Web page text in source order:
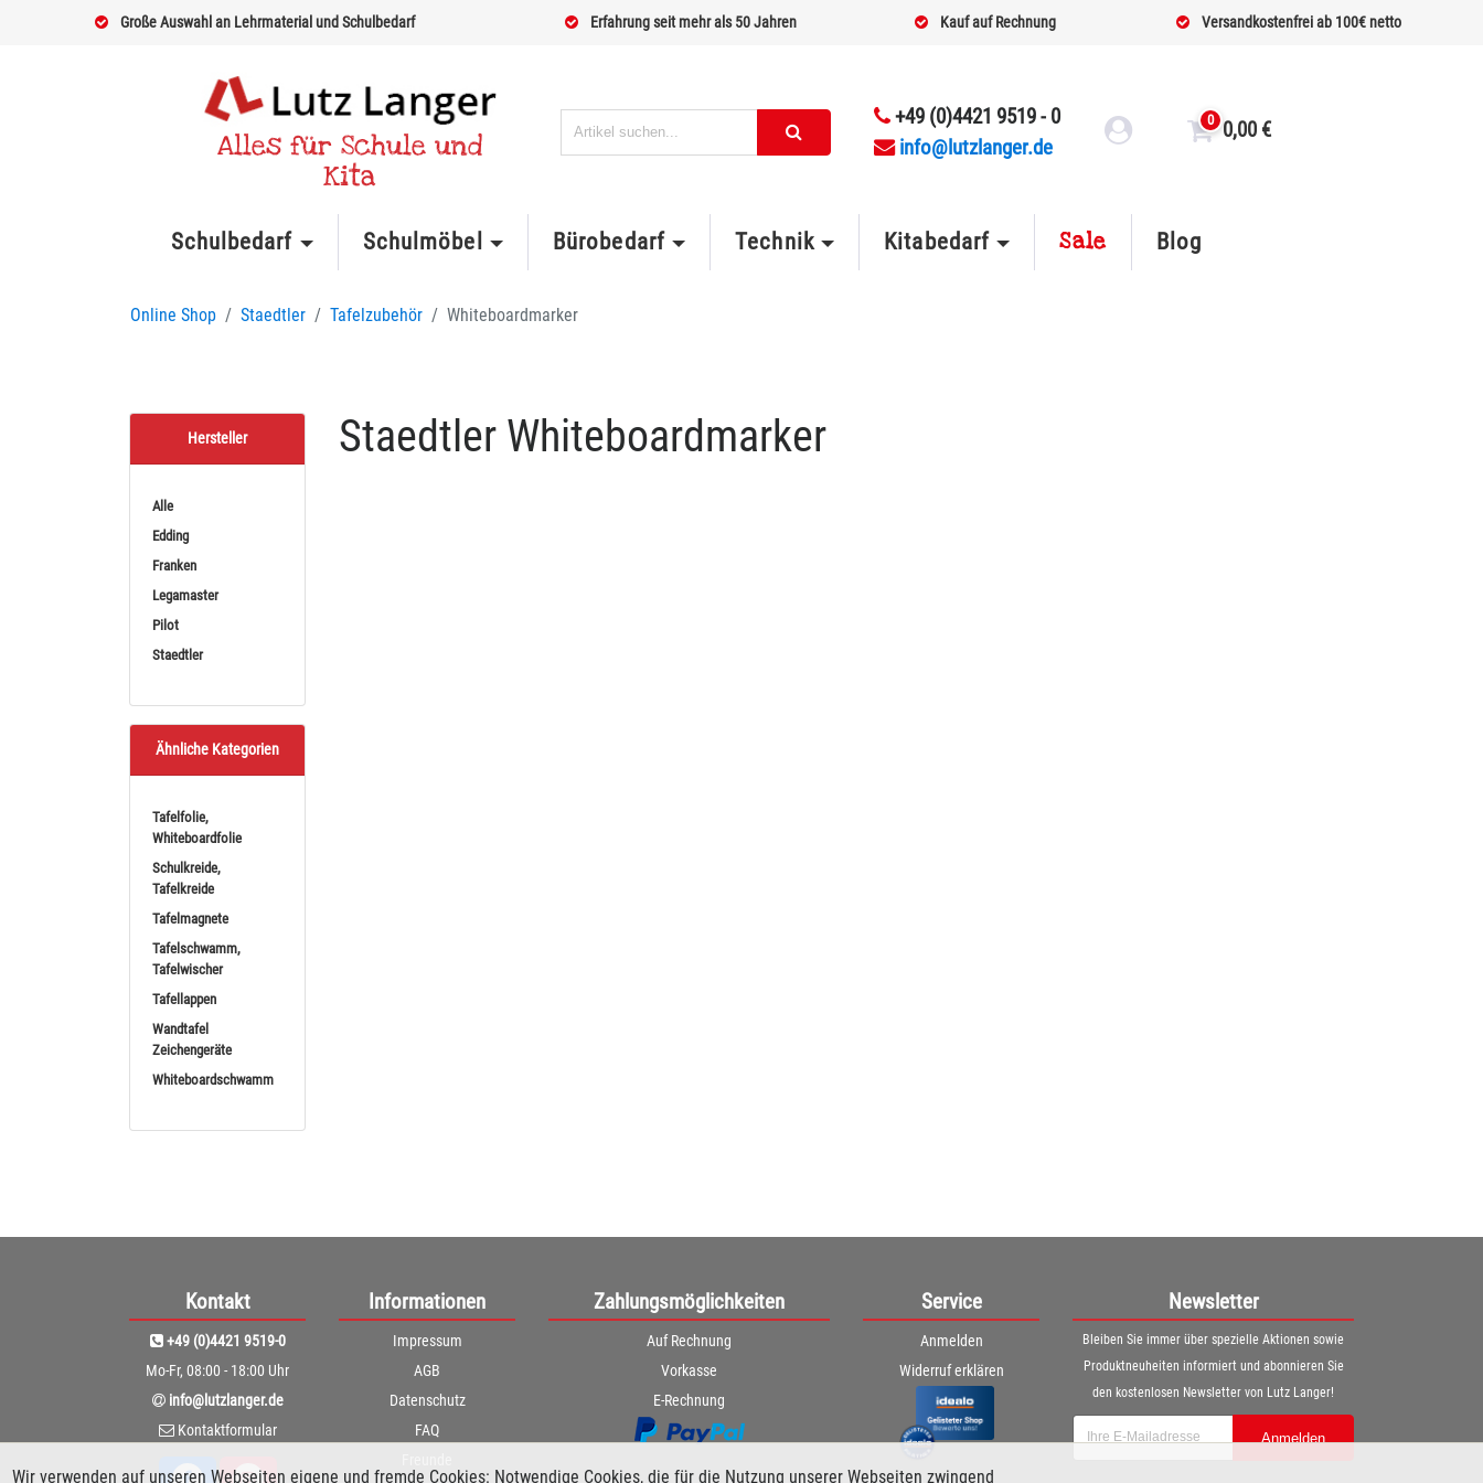
Wir verwenden auf unseren Webseiten eigene und fremde Cookies: Notwendige Cookies, die für die Nutzung unserer Webseiten zwingend
Große Auswahl an Lehrmaterial und Schulbedarf Erfahrung seit mehr als 50 Jahren Kauf auf Rechnung Versandkostenfrei ab 100€ netto
Alles für Schule und
Kita
+49 (0)4421 9519 - 0
info@lutzlanger.de
0 0,00 €
Schulbedarf Schulmöbel Bürobedarf Technik Kitabedarf Sale Blog
Online Shop Staedtler Tafelzubehör Whiteboardmarker
Hersteller
Alle
Edding
Franken
Legamaster
Pilot
Staedtler
Ähnliche Kategorien
Tafelfolie,
Whiteboardfolie
Schulkreide,
Tafelkreide
Tafelmagnete
Tafelschwamm,
Tafelwischer
Tafellappen
Wandtafel
Zeichengeräte
Whiteboardschwamm
Staedtler Whiteboardmarker
Kontakt
+49 (0)4421 9519-0
Mo-Fr, 08:00 - 18:00 Uhr
info@lutzlanger.de
Kontaktformular
Informationen
Impressum
AGB
Datenschutz
FAQ
Zahlungsmöglichkeiten
Auf Rechnung
Vorkasse
E-Rechnung
Service
Anmelden
Widerruf erklären
Newsletter
Bleiben Sie immer über spezielle Aktionen sowie
Produktneuheiten informiert und abonnieren Sie
den kostenlosen Newsletter von Lutz Langer!
Anmelden